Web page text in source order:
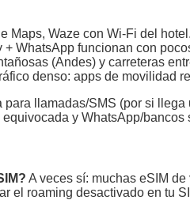
Maps, Waze con Wi‑Fi del hotel.
WhatsApp funcionan con
(Andes) y carreteras
denso: apps de movilidad
llamadas/SMS (por si
y WhatsApp/bancos
A veces sí: muchas eSIM
el roaming desactivado en tu